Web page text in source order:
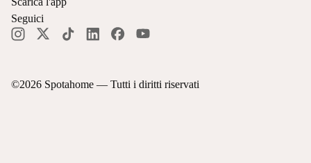
©2026 Spotahome — Tutti i diritti riservati
Seguici